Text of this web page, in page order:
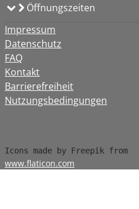
Öffnungszeiten
Impressum
Datenschutz
FAQ
Kontakt
Barrierefreiheit
Nutzungsbedingungen
www.flaticon.com